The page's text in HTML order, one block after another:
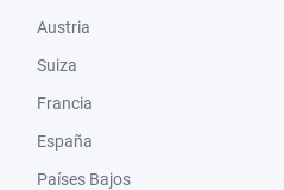
Austria
Suiza
Francia
España
Países Bajos